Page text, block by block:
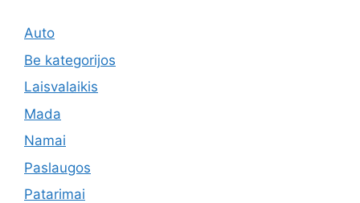
Auto
Be kategorijos
Laisvalaikis
Mada
Namai
Paslaugos
Patarimai